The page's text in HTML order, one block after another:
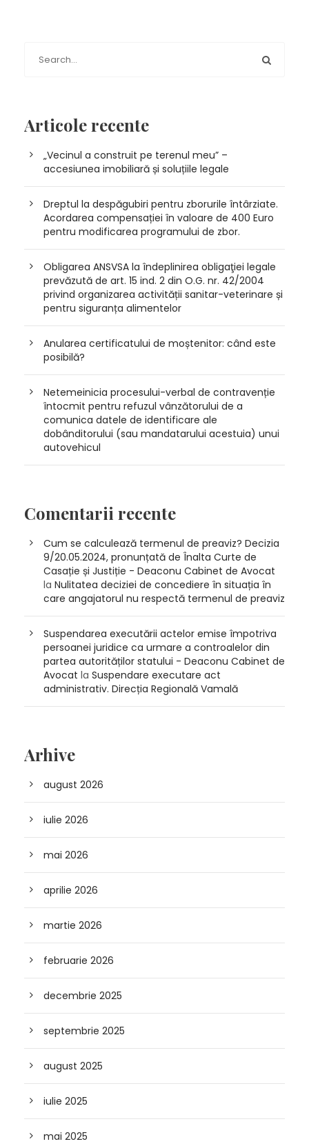
Articole recente
„Vecinul a construit pe terenul meu” –
accesiunea imobiliară și soluțiile legale
Dreptul la despăgubiri pentru zborurile întârziate.
Acordarea compensației în valoare de 400 Euro
pentru modificarea programului de zbor.
Obligarea ANSVSA la îndeplinirea obligaţiei legale
prevăzută de art. 15 ind. 2 din O.G. nr. 42/2004
privind organizarea activității sanitar-veterinare și
pentru siguranța alimentelor
Anularea certificatului de moștenitor: când este
posibilă?
Netemeinicia procesului-verbal de contravenție
întocmit pentru refuzul vânzătorului de a
comunica datele de identificare ale
dobânditorului (sau mandatarului acestuia) unui
autovehicul
Comentarii recente
Cum se calculează termenul de preaviz? Decizia
9/20.05.2024, pronunțată de Înalta Curte de
Casație și Justiție - Deaconu Cabinet de Avocat
la Nulitatea deciziei de concediere în situația în
care angajatorul nu respectă termenul de preaviz
Suspendarea executării actelor emise împotriva
persoanei juridice ca urmare a controalelor din
partea autorităților statului - Deaconu Cabinet de
Avocat la Suspendare executare act
administrativ. Direcția Regională Vamală
Arhive
august 2026
iulie 2026
mai 2026
aprilie 2026
martie 2026
februarie 2026
decembrie 2025
septembrie 2025
august 2025
iulie 2025
mai 2025